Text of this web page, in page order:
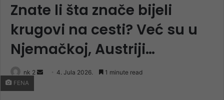
Znate li šta znače bijeli
krugovi na cesti? Već su u
Njemačkoj, Austriji…
nk 2
Send 4. Jula 2026. 1 minute read
FENA